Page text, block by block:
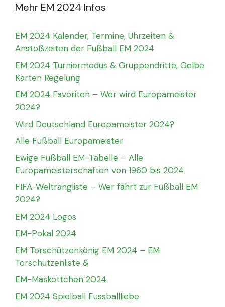
Mehr EM 2024 Infos
EM 2024 Kalender, Termine, Uhrzeiten &
Anstoßzeiten der Fußball EM 2024
EM 2024 Turniermodus & Gruppendritte, Gelbe
Karten Regelung
EM 2024 Favoriten – Wer wird Europameister
2024?
Wird Deutschland Europameister 2024?
Alle Fußball Europameister
Ewige Fußball EM-Tabelle – Alle
Europameisterschaften von 1960 bis 2024
FIFA-Weltrangliste – Wer fährt zur Fußball EM
2024?
EM 2024 Logos
EM-Pokal 2024
EM Torschützenkönig EM 2024 – EM
Torschützenliste &
EM-Maskottchen 2024
EM 2024 Spielball Fussballliebe